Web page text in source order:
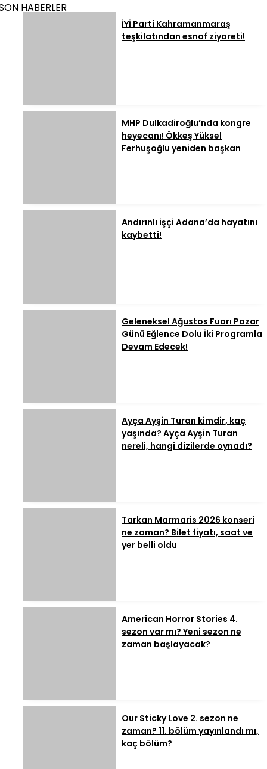
HABERLER
İYİ Parti Kahramanmaraş
teşkilatından esnaf ziyareti!
MHP Dulkadiroğlu’nda kongre
heyecanı! Ökkeş Yüksel
Ferhuşoğlu yeniden başkan
Andırınlı işçi Adana’da hayatını
kaybetti!
Geleneksel Ağustos Fuarı Pazar
Günü Eğlence Dolu İki Programla
Devam Edecek!
Ayça Ayşin Turan kimdir, kaç
yaşında? Ayça Ayşin Turan
nereli, hangi dizilerde oynadı?
Tarkan Marmaris 2026 konseri
ne zaman? Bilet fiyatı, saat ve
yer belli oldu
American Horror Stories 4.
sezon var mı? Yeni sezon ne
zaman başlayacak?
Our Sticky Love 2. sezon ne
zaman? 11. bölüm yayınlandı mı,
kaç bölüm?